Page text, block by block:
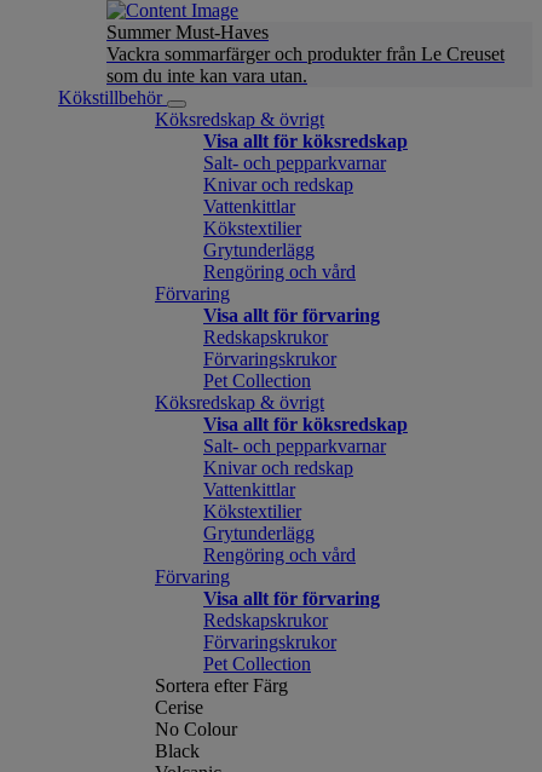
Summer Must-Haves
Vackra sommarfärger och produkter från Le Creuset
som du inte kan vara utan.
Kökstillbehör
Köksredskap & övrigt
Visa allt för köksredskap
Salt- och pepparkvarnar
Knivar och redskap
Vattenkittlar
Kökstextilier
Grytunderlägg
Rengöring och vård
Förvaring
Visa allt för förvaring
Redskapskrukor
Förvaringskrukor
Pet Collection
Köksredskap & övrigt
Visa allt för köksredskap
Salt- och pepparkvarnar
Knivar och redskap
Vattenkittlar
Kökstextilier
Grytunderlägg
Rengöring och vård
Förvaring
Visa allt för förvaring
Redskapskrukor
Förvaringskrukor
Pet Collection
Sortera efter Färg
Cerise
No Colour
Black